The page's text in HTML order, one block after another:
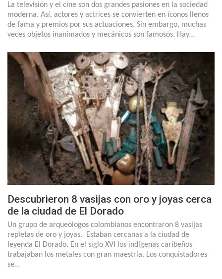
La televisión y el cine son dos grandes pasiones en la sociedad
moderna. Así, actores y actrices se convierten en íconos llenos
de fama y premios por sus actuaciones. Sin embargo, muchas
veces objetos inanimados y mecánicos son famosos. Hay…
Descubrieron 8 vasijas con oro y joyas cerca
de la ciudad de El Dorado
Un grupo de arqueólogos colombianos encontraron 8 vasijas
repletas de oro y joyas. Estaban cercanas a la ciudad de
leyenda El Dorado. En el siglo XVI los indígenas caribeños
trabajaban los metales con gran maestría. Los conquistadores
se…